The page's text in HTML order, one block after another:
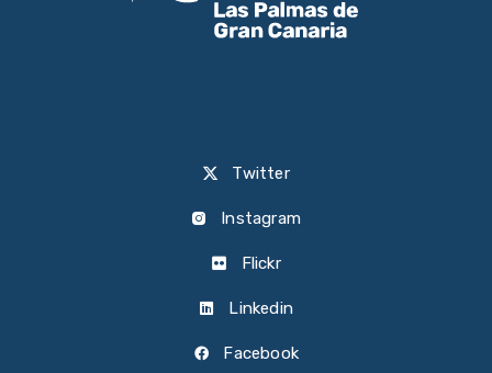
Twitter
Instagram
Flickr
Linkedin
Facebook